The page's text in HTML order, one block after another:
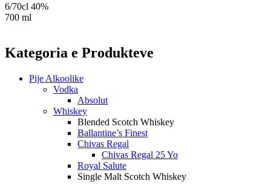
6/70cl 40%
700 ml
Kategoria e Produkteve
Pije Alkoolike
Vodka
Absolut
Whiskey
Blended Scotch Whiskey
Ballantine’s Finest
Chivas Regal
Chivas Regal 25 Yo
Royal Salute
Single Malt Scotch Whiskey